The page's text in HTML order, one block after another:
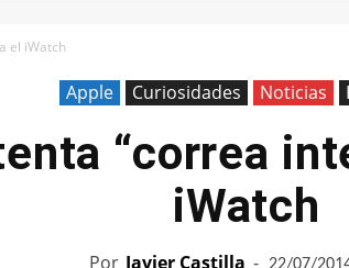
el iWatch
Apple Curiosidades Noticias
“correa
iWatch
Por Javier Castilla -